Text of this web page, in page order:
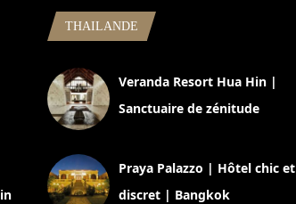
THAILANDE
Veranda Resort Hua Hin |
Sanctuaire de zénitude
Praya Palazzo | Hôtel chic et
discret | Bangkok